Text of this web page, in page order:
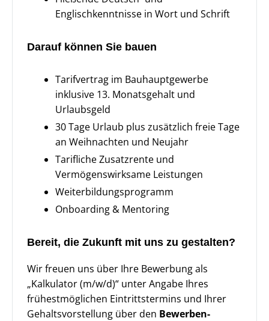
Englischkenntnisse in Wort und Schrift
Darauf können Sie bauen
Tarifvertrag im Bauhauptgewerbe
inklusive 13. Monatsgehalt und
Urlaubsgeld
30 Tage Urlaub plus zusätzlich freie Tage
an Weihnachten und Neujahr
Tarifliche Zusatzrente und
Vermögenswirksame Leistungen
Weiterbildungsprogramm
Onboarding & Mentoring
Bereit, die Zukunft mit uns zu gestalten?
Wir freuen uns über Ihre Bewerbung als
„Kalkulator (m/w/d)“ unter Angabe Ihres
frühestmöglichen Eintrittstermins und Ihrer
Gehaltsvorstellung über den Bewerben-